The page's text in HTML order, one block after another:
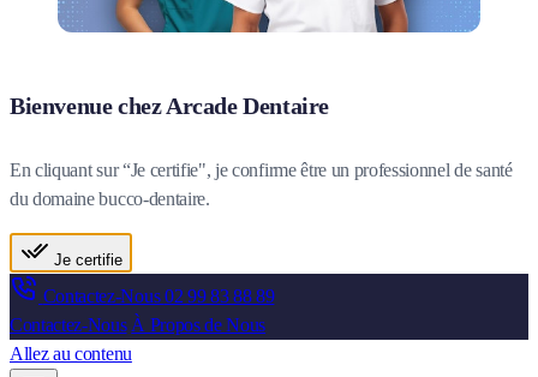
Bienvenue chez Arcade Dentaire
En cliquant sur “Je certifie", je confirme être un professionnel de santé
du domaine bucco-dentaire.
Je certifie
Contactez-Nous02 99 83 88 89
Contactez-Nous À Propos de Nous
Allez au contenu